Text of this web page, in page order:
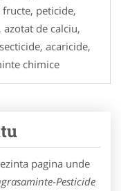
peticide,
de calciu,
acaricide,
chimice
pagina unde
Pesticide